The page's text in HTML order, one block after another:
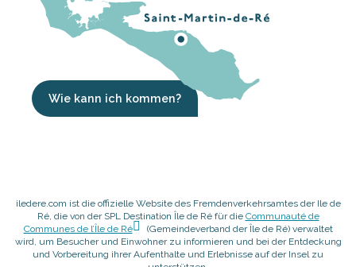
Wie kann ich kommen?
iledere.com ist die offizielle Website des Fremdenverkehrsamtes der Ile de
Ré, die von der SPL Destination Île de Ré für die Communauté de
Communes de l’Île de Ré
(Gemeindeverband der Île de Ré) verwaltet
wird, um Besucher und Einwohner zu informieren und bei der Entdeckung
und Vorbereitung ihrer Aufenthalte und Erlebnisse auf der Insel zu